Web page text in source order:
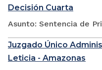
Decisión Cuarta
Asunto: Sentencia de
Juzgado Único
Leticia - Amazonas